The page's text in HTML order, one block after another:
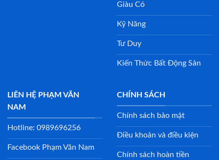
Giàu Có
Kỹ Năng
Tư Duy
Kiến Thức Bất Động Sản
LIÊN HỆ PHẠM VĂN
NAM
Hotline: 0989696256
Facebook Phạm Văn Nam
CHÍNH SÁCH
Chính sách bảo mật
Điều khoản và điều kiện
Chính sách hoàn tiền